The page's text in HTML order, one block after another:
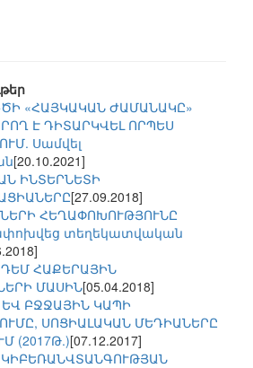
«ՀԱՅԿԱԿԱՆ ԺԱՄԱՆԱԿԸ»
Է ԴԻՏԱՐԿՎԵԼ ՈՐՊԵՍ
Սամվել
[20.10.2021]
ԻՆՏԵՐՆԵՏԻ
[27.09.2018]
ՀԵՂԱՓՈԽՈՒԹՅՈՒՆԸ
տեղեկատվական
ՀԱՔԵՐԱՅԻՆ
ՄԱՍԻՆ[05.04.2018]
ԲՋՋԱՅԻՆ ԿԱՊԻ
ՍՈՑԻԱԼԱԿԱՆ ՄԵԴԻԱՆԵՐԸ
(2017Թ.)[07.12.2017]